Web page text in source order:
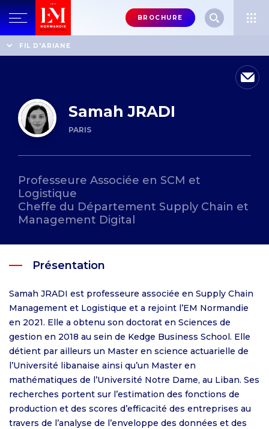
Menu
header-
right
BROCHURE
FIL D'ARIANE
Accueil
Samah JRADI
PARIS
Professeure Associée en SCM et
Logistique
Cheffe du Département Supply Chain et
Management Digital
Présentation
Samah JRADI est professeure associée en Supply Chain
Management et Logistique et a rejoint l’EM Normandie
en 2021. Elle a obtenu son doctorat en Sciences de
gestion en 2018 au sein de Kedge Business School. Elle
détient par ailleurs un Master en science actuarielle de
l’Université libanaise ainsi qu’un Master en
mathématiques de l’Université Notre Dame, au Liban. Ses
recherches portent sur l’estimation des fonctions de
production et des scores d’efficacité des entreprises au
travers de l’analyse de l’enveloppe des données et des